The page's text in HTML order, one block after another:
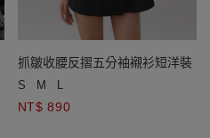
抓皺收腰反摺五分袖襯衫短洋裝
S M L
NT$ 890